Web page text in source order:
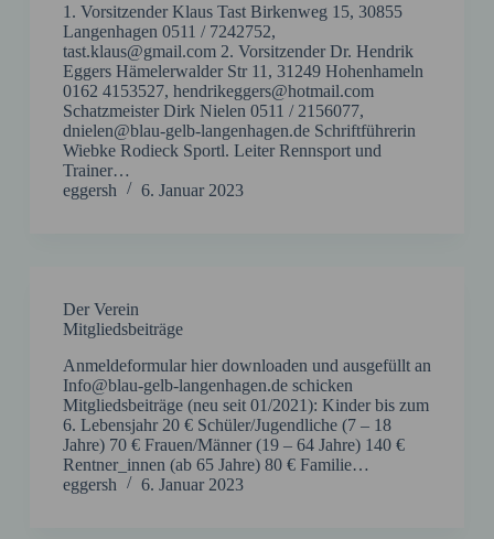
1. Vorsitzender Klaus Tast Birkenweg 15, 30855
Langenhagen 0511 / 7242752,
tast.klaus@gmail.com 2. Vorsitzender Dr. Hendrik
Eggers Hämelerwalder Str 11, 31249 Hohenhameln
0162 4153527, hendrikeggers@hotmail.com
Schatzmeister Dirk Nielen 0511 / 2156077,
dnielen@blau-gelb-langenhagen.de Schriftführerin
Wiebke Rodieck Sportl. Leiter Rennsport und
Trainer…
eggersh
6. Januar 2023
Der Verein
Mitgliedsbeiträge
Anmeldeformular hier downloaden und ausgefüllt an
Info@blau-gelb-langenhagen.de schicken
Mitgliedsbeiträge (neu seit 01/2021): Kinder bis zum
6. Lebensjahr 20 € Schüler/Jugendliche (7 – 18
Jahre) 70 € Frauen/Männer (19 – 64 Jahre) 140 €
Rentner_innen (ab 65 Jahre) 80 € Familie…
eggersh
6. Januar 2023